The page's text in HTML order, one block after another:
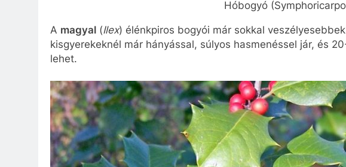
Hóbogyó
A magyal (Ilex) élénkpiros bogyói már sokkal
kisgyerekeknél már hányással, súlyos hasmenéssel jár, és
lehet.